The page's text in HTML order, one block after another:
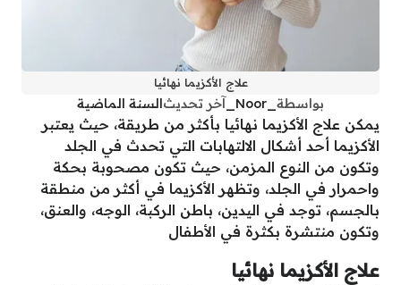
علاج الأكزيما نهائيا
بواسطة آخر تحديثالسنة الماضية
يمكن علاج الأكزيما نهائيا بأكثر من طريقة، حيث يعتبر
الأكزيما أحد أشكال الالتهابات التي تحدث في الجلد
وتكون من النوع المزمن، حيث تكون مصحوبة بحكة
واحمرار في الجلد، وتظهر الأكزيما في أكثر من منطقة
بالجسم، توجد في اليدين، باطن الركبة، الوجه، والعنق،
وتكون منتشرة بكثرة في الأطفال
علاج الأكزيما نهائيا